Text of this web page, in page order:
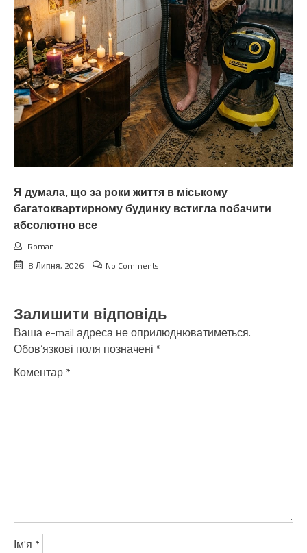
Я думала, що за роки життя в міському
багатоквартирному будинку встигла побачити
абсолютно все
Roman
8 Липня, 2026
No Comments
Залишити відповідь
Ваша e-mail адреса не оприлюднюватиметься.
Обов’язкові поля позначені *
Коментар *
Ім'я *